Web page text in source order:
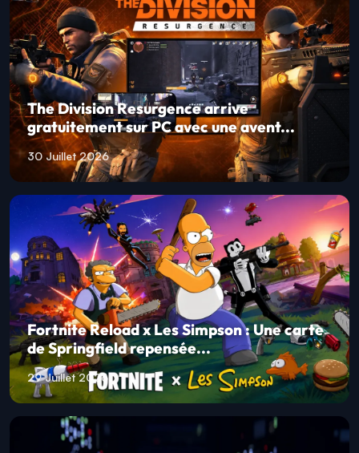
The Division Resurgence arrive
gratuitement sur PC avec une avent...
30 Juillet 2026
Fortnite Reload x Les Simpson : Une carte
de Springfield repensée...
29 Juillet 2026